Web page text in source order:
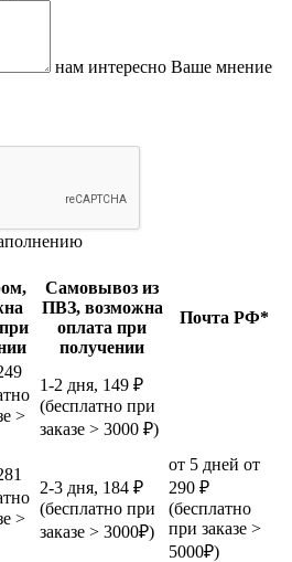
нам интересно Ваше мнение
Самовывоз из
ПВЗ, возможна
оплата при
получении
Почта РФ*
>
1-2 дня, 149 ₽
(бесплатно при
заказе > 3000 ₽)
>
2-3 дня, 184 ₽
(бесплатно при
заказе > 3000₽)
от 5 дней от
290 ₽
(бесплатно
при заказе >
5000₽)